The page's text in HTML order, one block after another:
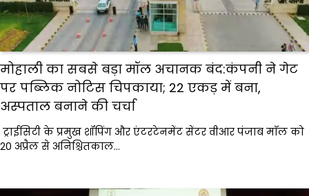
मोहाली का सबसे बड़ा मॉल अचानक बंद:कंपनी ने गेट
पर पब्लिक नोटिस चिपकाया; 22 एकड़ में बना,
अस्पताल बनाने की चर्चा
ट्राईसिटी के प्रमुख शॉपिंग और एंटरटेनमेंट सेंटर वीआर पंजाब माॅल को
20 अप्रैल से अनिश्चितकाल…